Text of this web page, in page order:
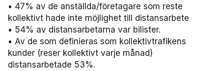
Trygghets­nätverket 2022
• 47% av de anställda/företagare som reste
kollektivt hade inte möjlighet till distansarbete
• 54% av distansarbetarna var bilister.
• Av de som definieras som kollektivtrafikens
kunder (reser kollektivt varje månad)
distansarbetade 53%.